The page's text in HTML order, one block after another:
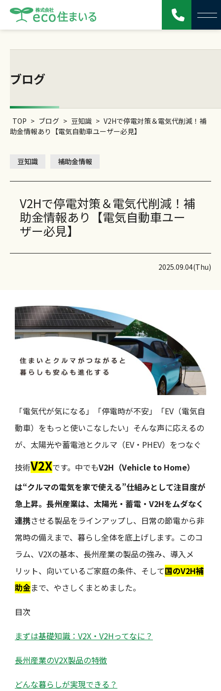
ブログ
TOP > ブログ > 豆知識 > V2Hで停電対策＆電気代削減！補
助金情報あり【電気自動車ユーザー必見】
豆知識 補助金情報
V2Hで停電対策＆電気代削減！補
助金情報あり【電気自動車ユー
ザー必見】
2025.09.04(Thu)
「電気代が気になる」「停電時が不安」「EV（電気自
動車）をもっと使いこなしたい」そんな声に応えるの
が、太陽光や蓄電池とクルマ（EV・PHEV）をつなぐ
技術――V2Xです。中でもV2H（Vehicle to Home）
は“クルマの電気を家で使える”仕組みとして注目度が
急上昇。長州産業は、太陽光・蓄電・V2Hをムダなく
連携させる製品をラインアップし、日常の節電から非
常時の備えまで、暮らし全体を底上げします。このコ
ラム、V2Xの基本、長州産業の製品の強み、導入メ
リット、向いているご家庭の条件、そして国のV2H補
助金まで、やさしくまとめました。
目次
まずは基礎知識：V2X・V2Hってなに？
長州産業のV2X製品の特徴
どんな暮らしが実現できる？